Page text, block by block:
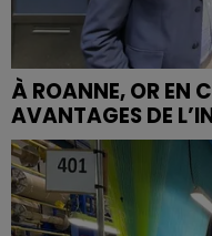
À ROANNE, OR EN
AVANTAGES DE